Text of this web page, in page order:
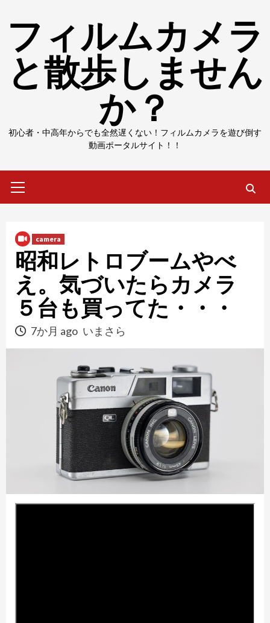
content
フィルムカメラ
と散歩しません
か？
初心者・中高年からでも全然遅くない！フィルムカメラを遊び倒す
動画ポータルサイト！！
Menu
camera
昭和レトロブームやべ
え。気づいたらカメラ
５台も買ってた・・・
7か月 ago いまさら